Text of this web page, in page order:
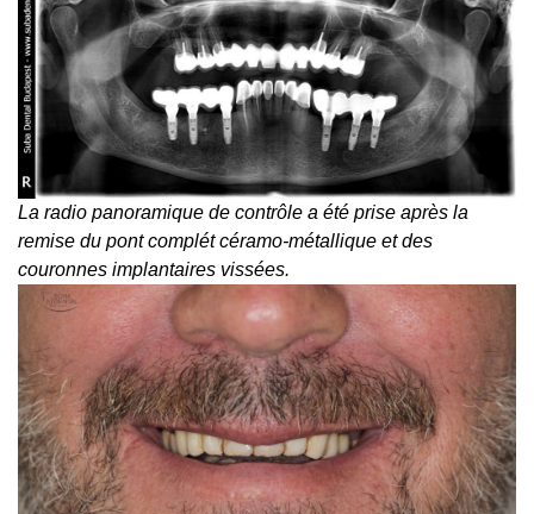
La radio panoramique de contrôle a été prise après la
remise du pont complét céramo-métallique et des
couronnes implantaires vissées.